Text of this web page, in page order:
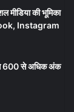
मीडिया की भूमिका
Instagram
600 से अधिक अंक